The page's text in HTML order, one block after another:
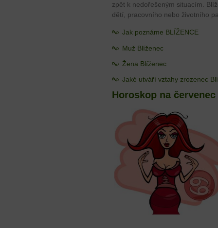
zpět k nedořešeným situacím.
dětí, pracovního nebo životního
Jak poznáme BLÍŽENCE
Muž Blíženec
Žena Blíženec
Jaké utváří vztahy zrozenec
Horoskop na červenec